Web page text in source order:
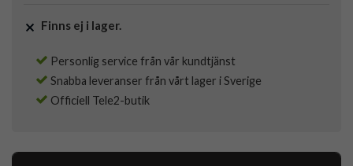
Finns ej i lager.
Personlig service från vår kundtjänst
Snabba leveranser från vårt lager i Sverige
Officiell Tele2-butik